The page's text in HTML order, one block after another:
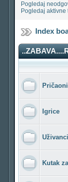
Pogledaj
Pogledaj aktivne
Index
Igrice
Kutak